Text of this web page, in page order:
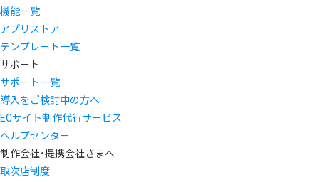
機能一覧
アプリストア
テンプレート一覧
サポート
サポート一覧
導入をご検討中の方へ
ECサイト制作代行サービス
ヘルプセンター
制作会社・提携会社さまへ
取次店制度